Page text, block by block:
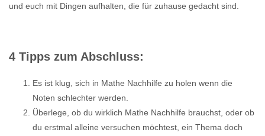
und euch mit Dingen aufhalten, die für zuhause gedacht sind.
4 Tipps zum Abschluss:
Es ist klug, sich in Mathe Nachhilfe zu holen wenn die
Noten schlechter werden.
Überlege, ob du wirklich Mathe Nachhilfe brauchst, oder ob
du erstmal alleine versuchen möchtest, ein Thema doch